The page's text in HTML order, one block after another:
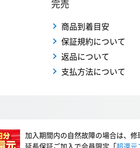
完売
商品到着目安
保証規約について
返品について
支払方法について
加入期間内の自然故障の場合は、修
延長保証ご加入で会員限定「超還元